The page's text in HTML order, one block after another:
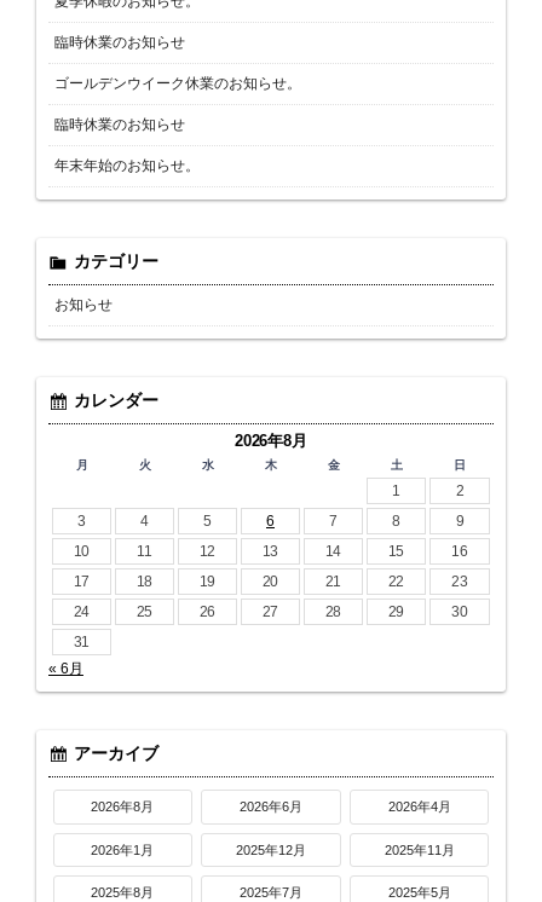
臨時休業のお知らせ
ゴールデンウイーク休業のお知らせ。
臨時休業のお知らせ
年末年始のお知らせ。
カテゴリー
お知らせ
カレンダー
2026年8月
月 火 水 木 金 土 日
1
2
3
4 5 6 7 8
9
10
11 12 13 14 15
16
17
18 19 20 21 22
23
24
25 26 27 28 29
30
31
« 6月
アーカイブ
2026年8月 2026年6月 2026年4月
2026年1月 2025年12月 2025年11月
2025年8月 2025年7月 2025年5月